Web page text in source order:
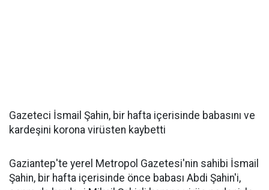
Gazeteci İsmail Şahin, bir hafta içerisinde babasını ve
kardeşini korona virüsten kaybetti
Gaziantep'te yerel Metropol Gazetesi'nin sahibi İsmail
Şahin, bir hafta içerisinde önce babası Abdi Şahin'i,